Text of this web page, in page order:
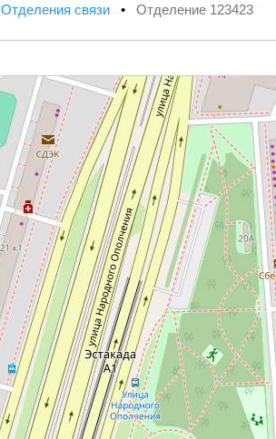
Отделения связи • Отделение 123423